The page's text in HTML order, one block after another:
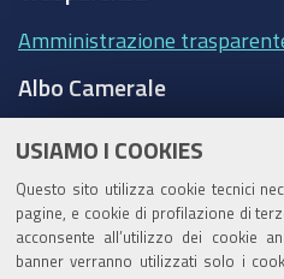
USIAMO I COOKIES
Questo sito utilizza cookie tecnici
pagine, e cookie di profilazione di
acconsente all’utilizzo dei cookie
banner verranno utilizzati solo i
Amministrazione
Albo Camerale
Area riservata
Accesso riservato agli